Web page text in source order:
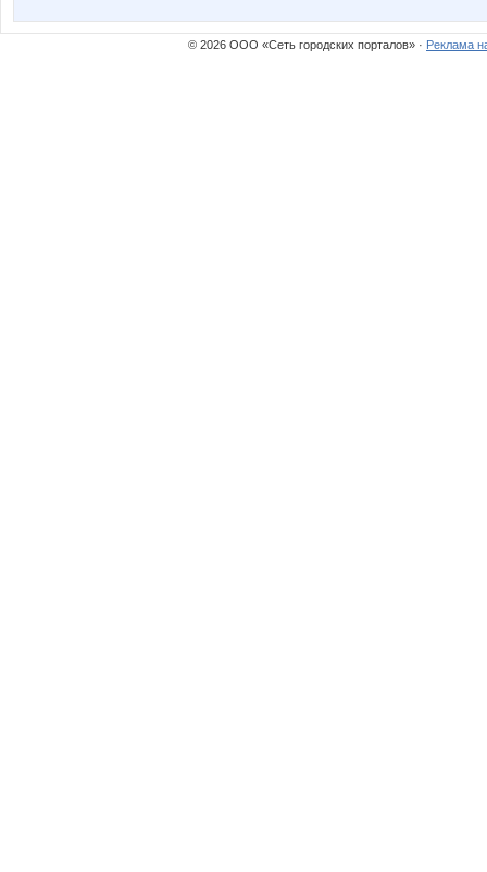
© 2026 ООО «Сеть городских порталов» · Реклама